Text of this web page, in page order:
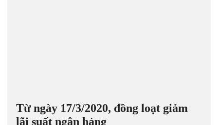
Từ ngày 17/3/2020, đồng loạt giảm
lãi suất ngân hàng